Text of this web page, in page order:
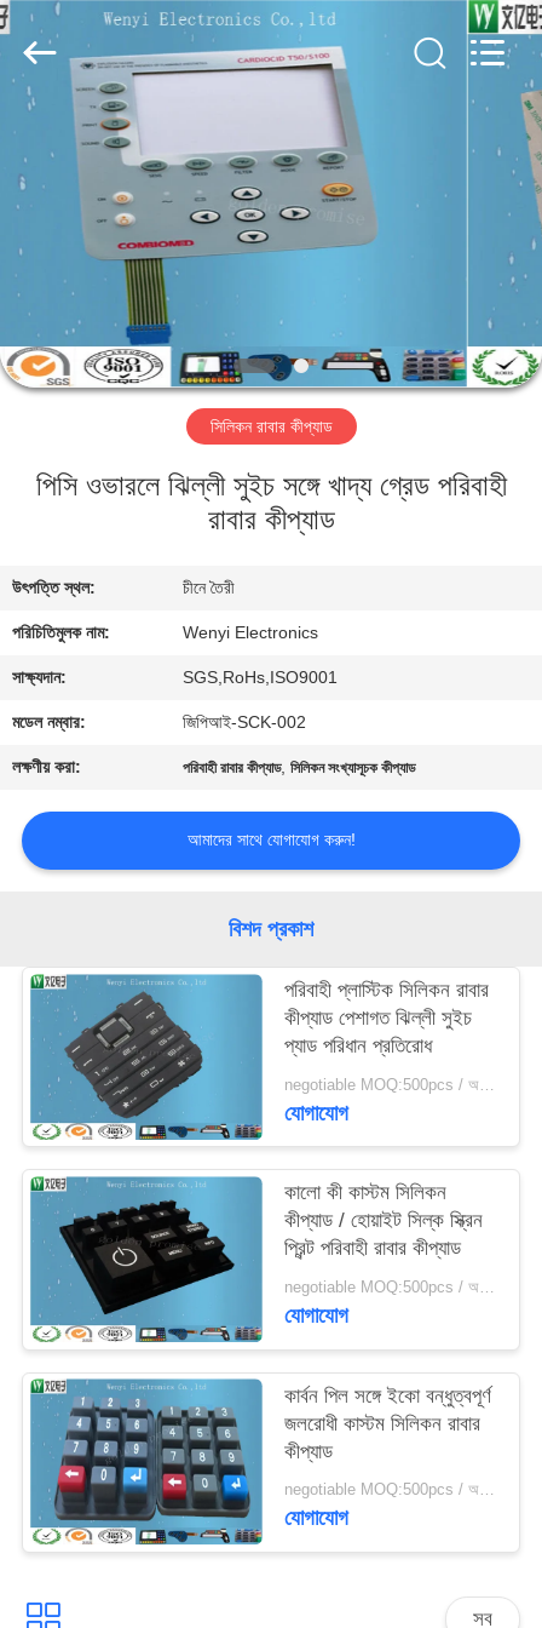
পণ্য
আমাদের
সম্পর্কে
কারখানা
যোগাযোগ
করুন
উদ্ধৃতির
আবেদন
ম্যাপ
PRIVACY
POLICY
Jinyuanhang
Electronic
Technology
Co.,
All
Rights
Reserved.
সিলিকন রাবার কীপ্যাড
পিসি ওভারলে ঝিল্লী সুইচ সঙ্গে খাদ্য গ্রেড পরিবাহী
রাবার কীপ্যাড
উৎপত্তি স্থল: চীনে তৈরী
পরিচিতিমুলক নাম: Wenyi Electronics
সাক্ষ্যদান: SGS,RoHs,ISO9001
মডেল নম্বার: জিপিআই-SCK-002
লক্ষণীয় করা: পরিবাহী রাবার কীপ্যাড,সিলিকন সংখ্যাসূচক কীপ্যাড
আমাদের সাথে যোগাযোগ করুন!
বিশদ প্রকাশ
পরিবাহী প্লাস্টিক সিলিকন রাবার
কীপ্যাড পেশাগত ঝিল্লী সুইচ
প্যাড পরিধান প্রতিরোধ
negotiable MOQ:500pcs / অনেক
যোগাযোগ
কালো কী কাস্টম সিলিকন
কীপ্যাড / হোয়াইট সিল্ক স্ক্রিন
প্রিন্ট পরিবাহী রাবার কীপ্যাড
negotiable MOQ:500pcs / অনেক
যোগাযোগ
কার্বন পিল সঙ্গে ইকো বন্ধুত্বপূর্ণ
জলরোধী কাস্টম সিলিকন রাবার
কীপ্যাড
negotiable MOQ:500pcs / অনেক
যোগাযোগ
সব